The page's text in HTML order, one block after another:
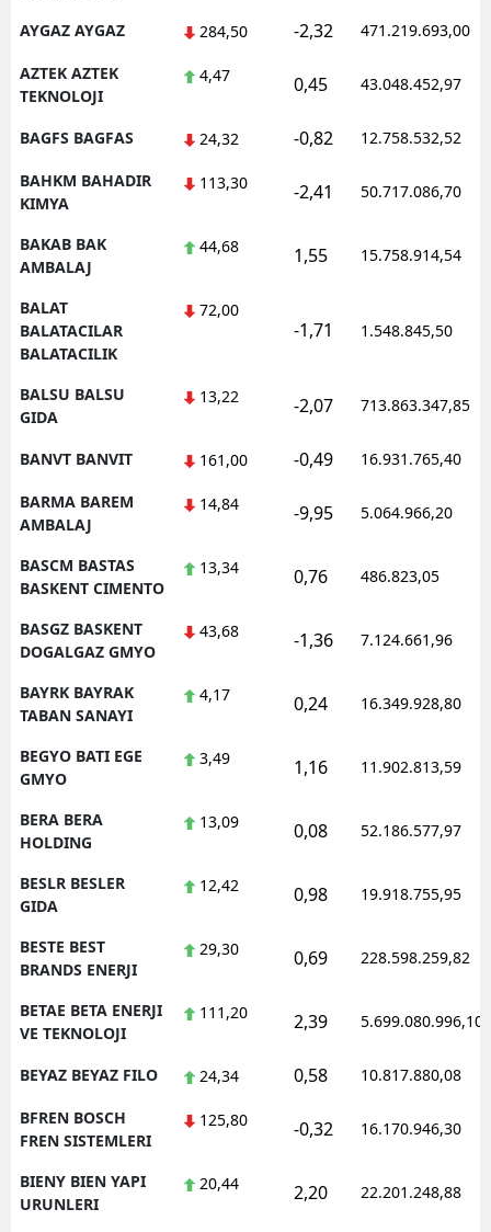
AYGAZ AYGAZ 284,50 -2,32 471.219.693,00
AZTEK AZTEK
TEKNOLOJI
4,47 0,45 43.048.452,97
BAGFS BAGFAS 24,32 -0,82 12.758.532,52
BAHKM BAHADIR
KIMYA
113,30 -2,41 50.717.086,70
BAKAB BAK
AMBALAJ
44,68 1,55 15.758.914,54
BALAT
BALATACILAR
BALATACILIK
72,00
-1,71 1.548.845,50
BALSU BALSU
GIDA
13,22 -2,07 713.863.347,85
BANVT BANVIT 161,00 -0,49 16.931.765,40
BARMA BAREM
AMBALAJ
14,84 -9,95 5.064.966,20
BASCM BASTAS
BASKENT CIMENTO
13,34 0,76 486.823,05
BASGZ BASKENT
DOGALGAZ GMYO
43,68 -1,36 7.124.661,96
BAYRK BAYRAK
TABAN SANAYI
4,17 0,24 16.349.928,80
BEGYO BATI EGE
GMYO
3,49 1,16 11.902.813,59
BERA BERA
HOLDING
13,09 0,08 52.186.577,97
BESLR BESLER
GIDA
12,42 0,98 19.918.755,95
BESTE BEST
BRANDS ENERJI
29,30 0,69 228.598.259,82
BETAE BETA ENERJI
VE TEKNOLOJI
111,20 2,39 5.699.080.996,10
BEYAZ BEYAZ FILO 24,34 0,58 10.817.880,08
BFREN BOSCH
FREN SISTEMLERI
125,80 -0,32 16.170.946,30
BIENY BIEN YAPI
URUNLERI
20,44 2,20 22.201.248,88